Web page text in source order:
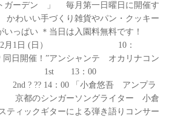
トガーデン 」 毎月第一日曜日に開催す
わいい手づくり雑貨やパン・クッキー
いっぱい ＊当日は入園料無料です！
12月1日 (日） 10：
日開催！”アンシャンテ オカリナコン
1st 13：00
：00 「小倉悠吾 アンプラ
京都のシンガーソングライター 小倉
ィックギターによる弾き語りコンサー